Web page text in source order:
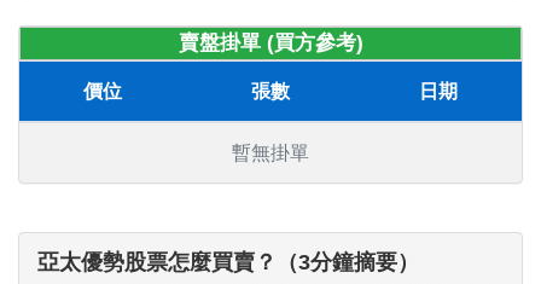
賣盤掛單 (買方參考)
價位 張數 日期
暫無掛單
亞太優勢股票怎麼買賣？（3分鐘摘要）